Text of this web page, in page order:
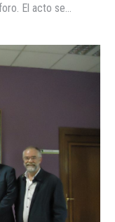
El acto se…